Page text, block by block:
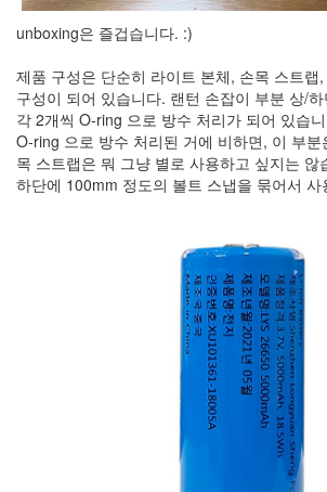
unboxing은 즐겁습니다. :)
제품 구성은 단순히 라이트 본체, 손목 스트랩
구성이 되어 있습니다. 랜턴 손잡이 부분 상/
각 2개씩 O-ring 으로 방수 처리가 되어 있습
O-ring 으로 방수 처리된 거에 비하면, 이 부
목 스트랩은 뭐 그냥 별로 사용하고 싶지는 않
하단에 100mm 정도의 볼트 스냅을 묶어서 사
Recent
Posts
Daweikala
AA
1.5V
Li-
ion
3800...